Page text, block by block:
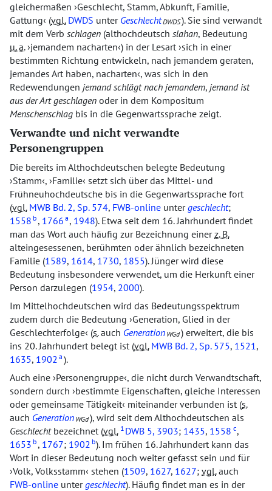
gleichermaßen Geschlecht, Stamm, Abkunft, Familie,
Gattung (vgl. DWDS unter GeschlechtDWDS). Sie sind verwandt
mit dem Verb schlagen (althochdeutsch slahan, Bedeutung
u. a. jemandem nacharten ) in der Lesart sich in einer
bestimmten Richtung entwickeln, nach jemandem geraten,
jemandes Art haben, nacharten , was sich in den
Redewendungen jemand schlägt nach jemandem, jemand ist
aus der Art geschlagen oder in dem Kompositum
Menschenschlag bis in die Gegenwartssprache zeigt.
Verwandte und nicht verwandte
Personengruppen
Die bereits im Althochdeutschen belegte Bedeutung
Stamm , Familie setzt sich über das Mittel- und
Frühneuhochdeutsche bis in die Gegenwartssprache fort
(vgl. MWB Bd. 2, Sp. 574, FWB-online untergeschlecht;
1558 b , 1766 a , 1948). Etwa seit dem 16. Jahrhundert findet
man das Wort auch häufig zur Bezeichnung einerz. B.
alteingesessenen, berühmten oder ähnlich bezeichneten
Familie (1589, 1614, 1730, 1855). Jünger wird diese
Bedeutung insbesondere verwendet, um die Herkunft einer
Person darzulegen (1954, 2000).
Im Mittelhochdeutschen wird das Bedeutungsspektrum
zudem durch die Bedeutung Generation, Glied in der
Geschlechterfolge (s.auch Generation WGd) erweitert, die bis
ins 20. Jahrhundert belegt ist (vgl. MWB Bd. 2, Sp. 575, 1521,
1635, 1902 a ).
Auch eine Personengruppe , die nicht durch Verwandtschaft,
sondern durch bestimmte Eigenschaften, gleiche Interessen
oder gemeinsame Tätigkeit miteinander verbunden ist (s.
auch Generation WGd), wird seit dem Althochdeutschen als
Geschlechtbezeichnet (vgl. 1 DWB 5, 3903; 1435, 1558 c,
1653 b , 1767; 1902 b). Im frühen 16. Jahrhundert kann das
Wort in dieser Bedeutung noch weiter gefasst sein und für
Volk, Volksstamm stehen (1509, 1627, 1627; vgl.auch
FWB-online untergeschlecht). Häufig findet man es in der